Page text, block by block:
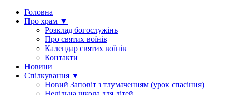
Головна
Про храм ▼
Розклад богослужінь
Про святих воїнів
Календар святих воїнів
Контакти
Новини
Спілкування ▼
Новий Заповіт з тлумаченням (урок спасіння)